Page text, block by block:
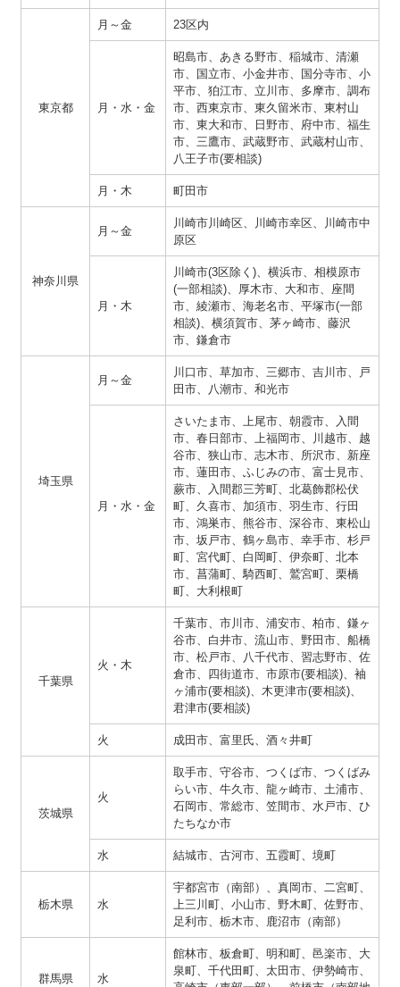
東京都
月～金 23区内
月・水・金
昭島市、あきる野市、稲城市、清瀬
市、国立市、小金井市、国分寺市、小
平市、狛江市、立川市、多摩市、調布
市、西東京市、東久留米市、東村山
市、東大和市、日野市、府中市、福生
市、三鷹市、武蔵野市、武蔵村山市、
八王子市(要相談)
月・木 町田市
神奈川県
月～金
川崎市川崎区、川崎市幸区、川崎市中
原区
月・木
川崎市(3区除く)、横浜市、相模原市
(一部相談)、厚木市、大和市、座間
市、綾瀬市、海老名市、平塚市(一部
相談)、横須賀市、茅ヶ崎市、藤沢
市、鎌倉市
埼玉県
月～金
川口市、草加市、三郷市、吉川市、戸
田市、八潮市、和光市
月・水・金
さいたま市、上尾市、朝霞市、入間
市、春日部市、上福岡市、川越市、越
谷市、狭山市、志木市、所沢市、新座
市、蓮田市、ふじみの市、富士見市、
蕨市、入間郡三芳町、北葛飾郡松伏
町、久喜市、加須市、羽生市、行田
市、鴻巣市、熊谷市、深谷市、東松山
市、坂戸市、鶴ヶ島市、幸手市、杉戸
町、宮代町、白岡町、伊奈町、北本
市、菖蒲町、騎西町、鷲宮町、栗橋
町、大利根町
千葉県
火・木
千葉市、市川市、浦安市、柏市、鎌ヶ
谷市、白井市、流山市、野田市、船橋
市、松戸市、八千代市、習志野市、佐
倉市、四街道市、市原市(要相談)、袖
ヶ浦市(要相談)、木更津市(要相談)、
君津市(要相談)
火 成田市、富里氏、酒々井町
茨城県
火
取手市、守谷市、つくば市、つくばみ
らい市、牛久市、龍ヶ崎市、土浦市、
石岡市、常総市、笠間市、水戸市、ひ
たちなか市
水 結城市、古河市、五霞町、境町
栃木県 水
宇都宮市（南部）、真岡市、二宮町、
上三川町、小山市、野木町、佐野市、
足利市、栃木市、鹿沼市（南部）
群馬県 水
館林市、板倉町、明和町、邑楽市、大
泉町、千代田町、太田市、伊勢崎市、